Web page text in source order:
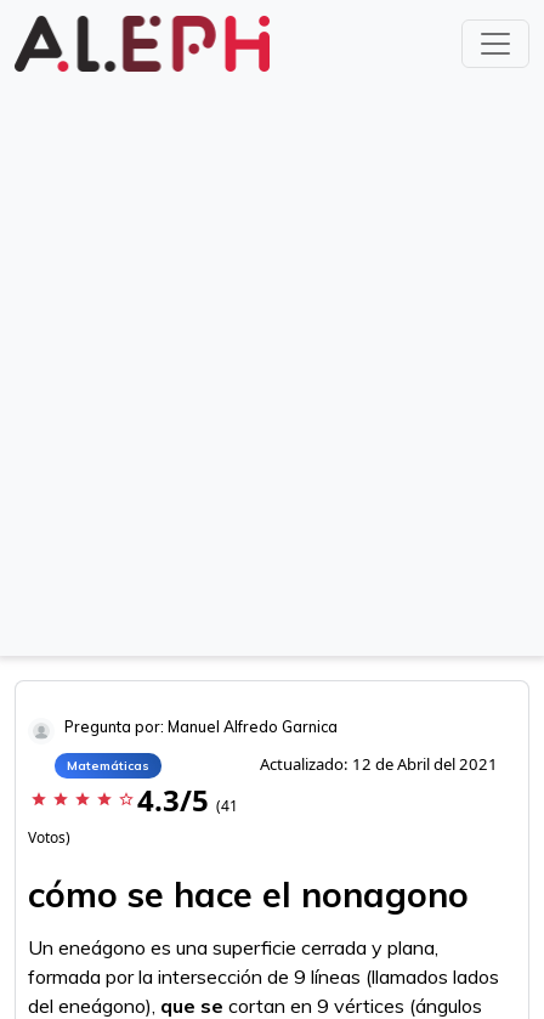
Pregunta por: Manuel Alfredo Garnica
Matemáticas Actualizado: 12 de Abril del 2021
star star star star star_border 4.3/5 (41
Votos)
cómo se hace el nonagono
Un eneágono es una superficie cerrada y plana,
formada por la intersección de 9 líneas (llamados lados
del eneágono), que se cortan en 9 vértices (ángulos